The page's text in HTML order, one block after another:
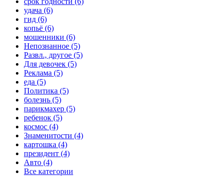
удача (6)
гид (6)
копьё (6)
мошенники (6)
Непознанное (5)
Развл., другое (5)
Для девочек (5)
Реклама (5)
еда (5)
Политика (5)
болезнь (5)
парикмахер (5)
ребенок (5)
космос (4)
Знаменитости (4)
картошка (4)
президент (4)
Авто (4)
Все категории